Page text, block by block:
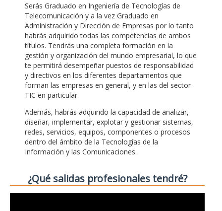
Serás Graduado en Ingeniería de Tecnologías de
Telecomunicación y a la vez Graduado en
Administración y Dirección de Empresas por lo tanto
habrás adquirido todas las competencias de ambos
títulos. Tendrás una completa formación en la
gestión y organización del mundo empresarial, lo que
te permitirá desempeñar puestos de responsabilidad
y directivos en los diferentes departamentos que
forman las empresas en general, y en las del sector
TIC en particular.
Además, habrás adquirido la capacidad de analizar,
diseñar, implementar, explotar y gestionar sistemas,
redes, servicios, equipos, componentes o procesos
dentro del ámbito de la Tecnologías de la
Información y las Comunicaciones.
¿Qué salidas profesionales tendré?